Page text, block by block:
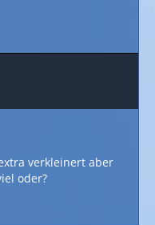
verkleinert aber
oder?